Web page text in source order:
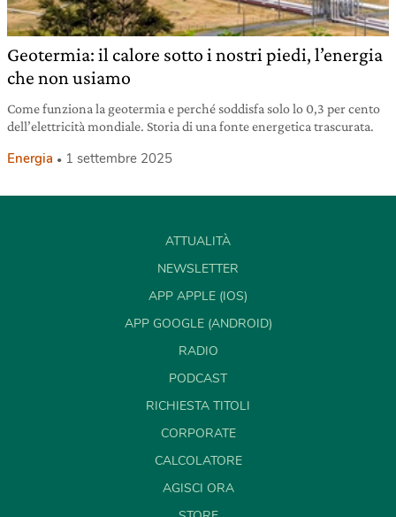
Geotermia: il calore sotto i nostri piedi, l’energia
che non usiamo
Come funziona la geotermia e perché soddisfa solo lo 0,3 per cento
dell’elettricità mondiale. Storia di una fonte energetica trascurata.
Energia 1 settembre 2025
ATTUALITÀ
NEWSLETTER
APP APPLE (IOS)
APP GOOGLE (ANDROID)
RADIO
PODCAST
RICHIESTA TITOLI
CORPORATE
CALCOLATORE
AGISCI ORA